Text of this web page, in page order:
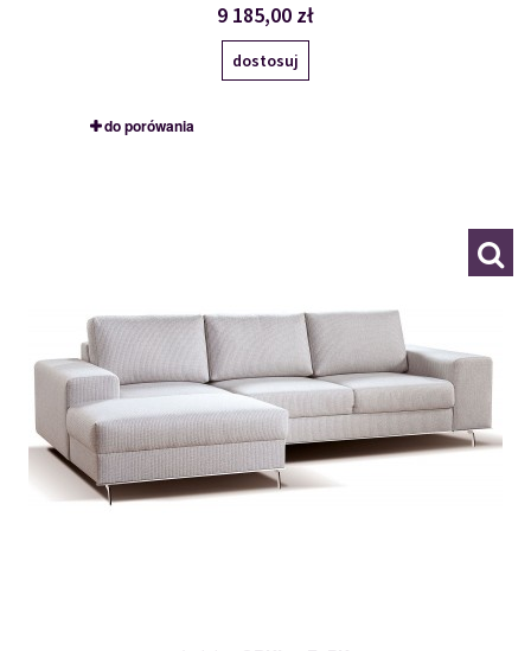
9 185,00 zł
dostosuj
do porówania